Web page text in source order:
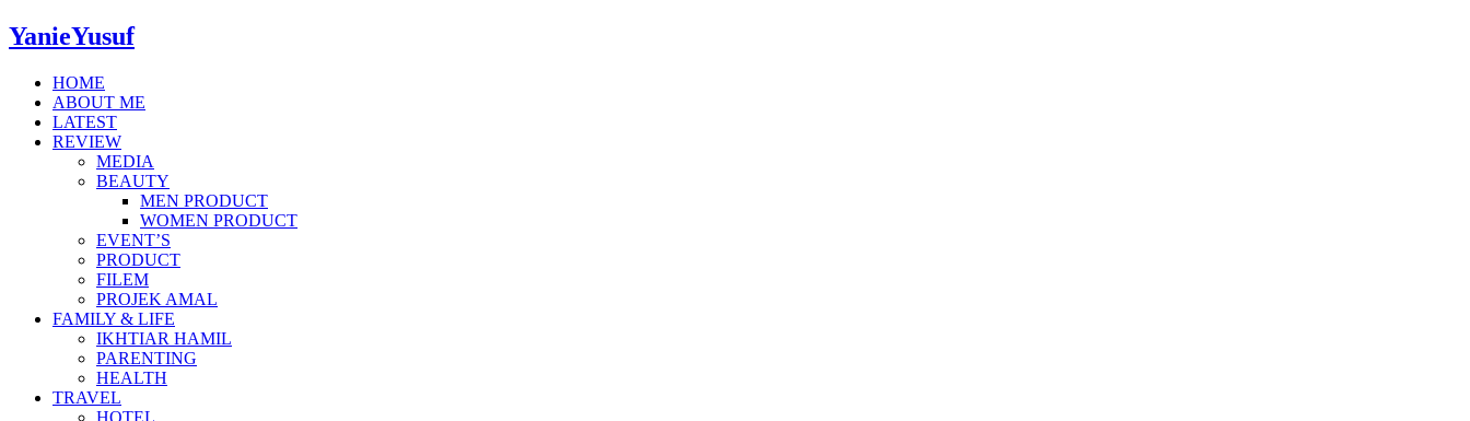
YanieYusuf
HOME
ABOUT ME
LATEST
REVIEW
MEDIA
BEAUTY
MEN PRODUCT
WOMEN PRODUCT
EVENT’S
PRODUCT
FILEM
PROJEK AMAL
FAMILY & LIFE
IKHTIAR HAMIL
PARENTING
HEALTH
TRAVEL
HOTEL